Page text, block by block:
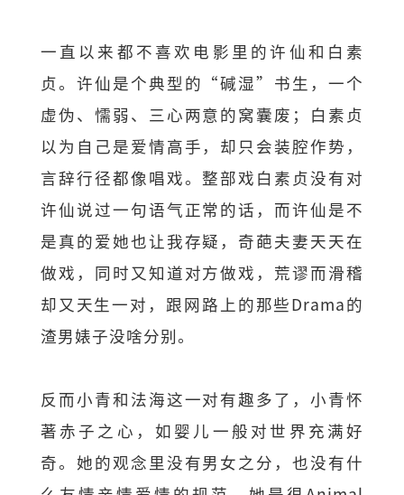
一直以来都不喜欢电影里的许仙和白素
贞。许仙是个典型的“碱湿”书生，一个
虚伪、懦弱、三心两意的窝囊废；白素贞
以为自己是爱情高手，却只会装腔作势，
言辞行径都像唱戏。整部戏白素贞没有对
许仙说过一句语气正常的话，而许仙是不
是真的爱她也让我存疑，奇葩夫妻天天在
做戏，同时又知道对方做戏，荒谬而滑稽
却又天生一对，跟网路上的那些Drama的
渣男婊子没啥分别。
反而小青和法海这一对有趣多了，小青怀
著赤子之心，如婴儿一般对世界充满好
奇。她的观念里没有男女之分，也没有什